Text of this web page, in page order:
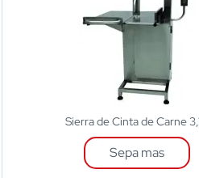
Sierra de Cinta de Carne
Sepa mas